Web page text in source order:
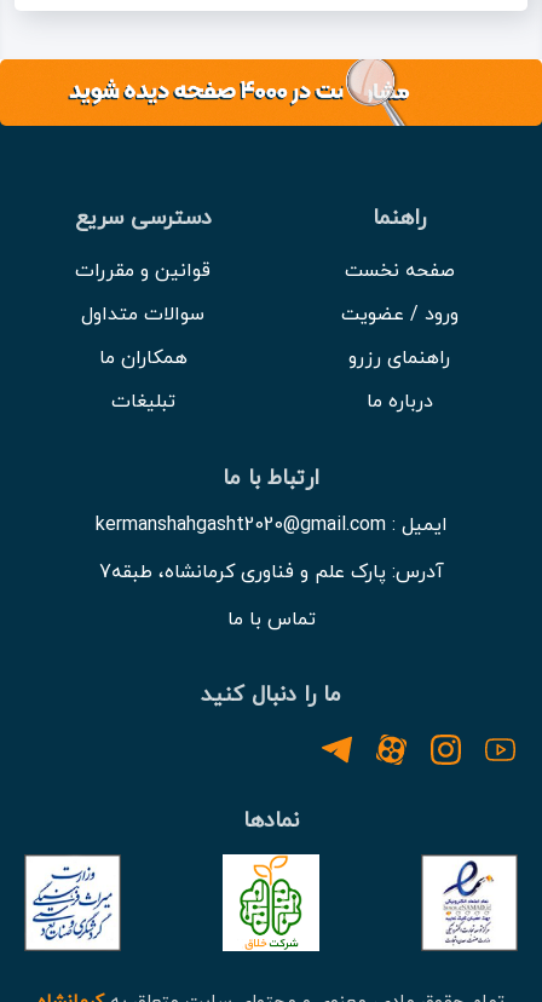
راهنما
صفحه نخست
ورود / عضویت
راهنمای رزرو
درباره ما
دسترسی سریع
قوانین و مقررات
سوالات متداول
همکاران ما
تبلیغات
ارتباط با ما
ایمیل : kermanshahgasht2020@gmail.com
آدرس: پارک علم و فناوری کرمانشاه، طبقه7
تماس با ما
ما را دنبال کنید
نمادها